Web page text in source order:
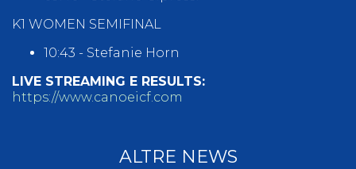
K1 WOMEN SEMIFINAL
10:43 - Stefanie Horn
LIVE STREAMING E RESULTS:
https://www.canoeicf.com
ALTRE NEWS